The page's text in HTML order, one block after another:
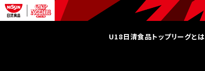
U18日清食品トップリーグとは